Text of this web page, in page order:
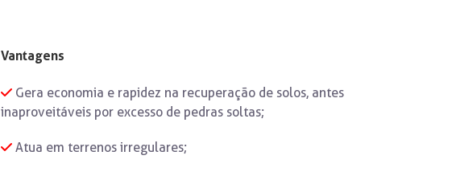
Vantagens
Gera economia e rapidez na recuperação de solos, antes
inaproveitáveis por excesso de pedras soltas;
Atua em terrenos irregulares;